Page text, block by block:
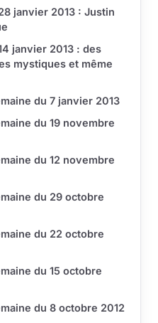
janvier 2013 : Justin
janvier 2013 : des
mystiques et même
du 7 janvier 2013
du 19 novembre
du 12 novembre
du 29 octobre
du 22 octobre
du 15 octobre
du 8 octobre 2012